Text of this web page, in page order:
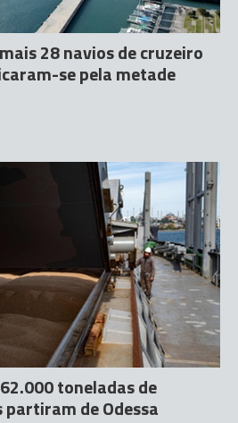
28 navios de cruzeiro
se pela metade
toneladas de
de Odessa